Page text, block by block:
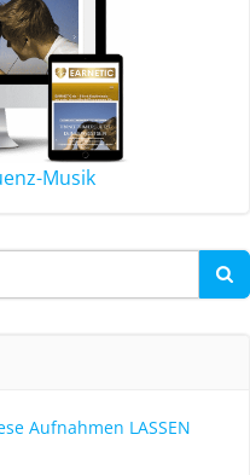
Musik
Aufnahmen LASSEN